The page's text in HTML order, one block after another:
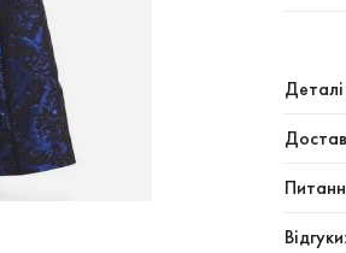
Деталі
Відгуки: